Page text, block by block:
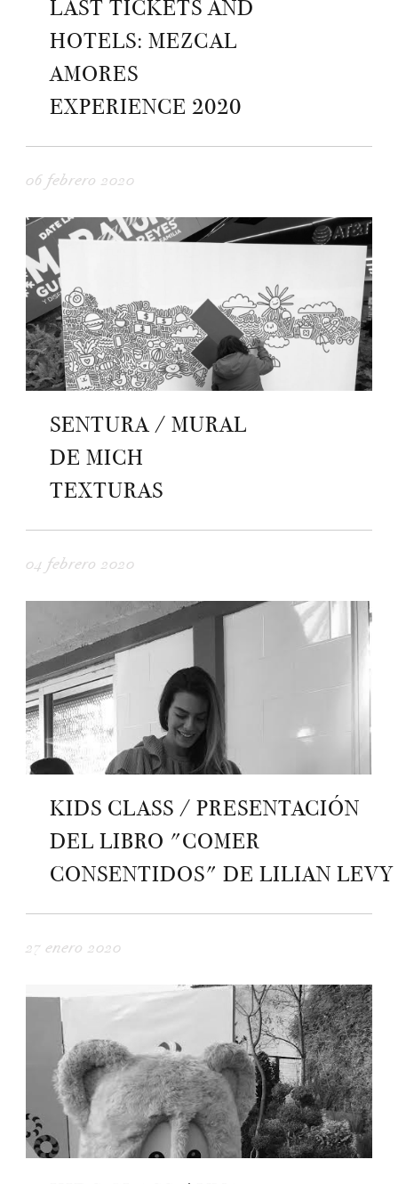
LAST TICKETS AND
HOTELS: MEZCAL
AMORES
EXPERIENCE 2020
06 febrero 2020
SENTURA / MURAL
DE MICH
TEXTURAS
04 febrero 2020
KIDS CLASS / PRESENTACIÓN
DEL LIBRO "COMER
CONSENTIDOS" DE LILIAN LEVY
27 enero 2020